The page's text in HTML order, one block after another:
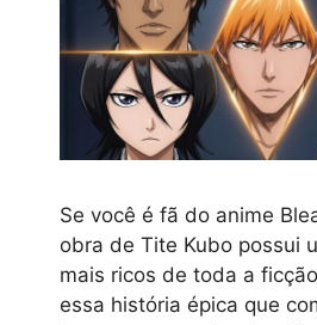
Se você é fã do anime
obra de Tite Kubo possui
mais ricos de toda a
essa história épica que